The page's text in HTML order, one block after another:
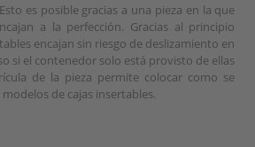
es posible gracias a una pieza en la que
a la perfección. Gracias al principio
encajan sin riesgo de deslizamiento en
si el contenedor solo está provisto de ellas
de la pieza permite colocar como se
de cajas insertables.